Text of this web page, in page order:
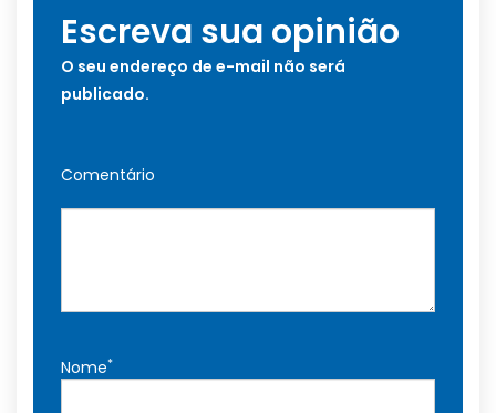
Escreva sua opinião
O seu endereço de e-mail não será
publicado.
Comentário
Nome*